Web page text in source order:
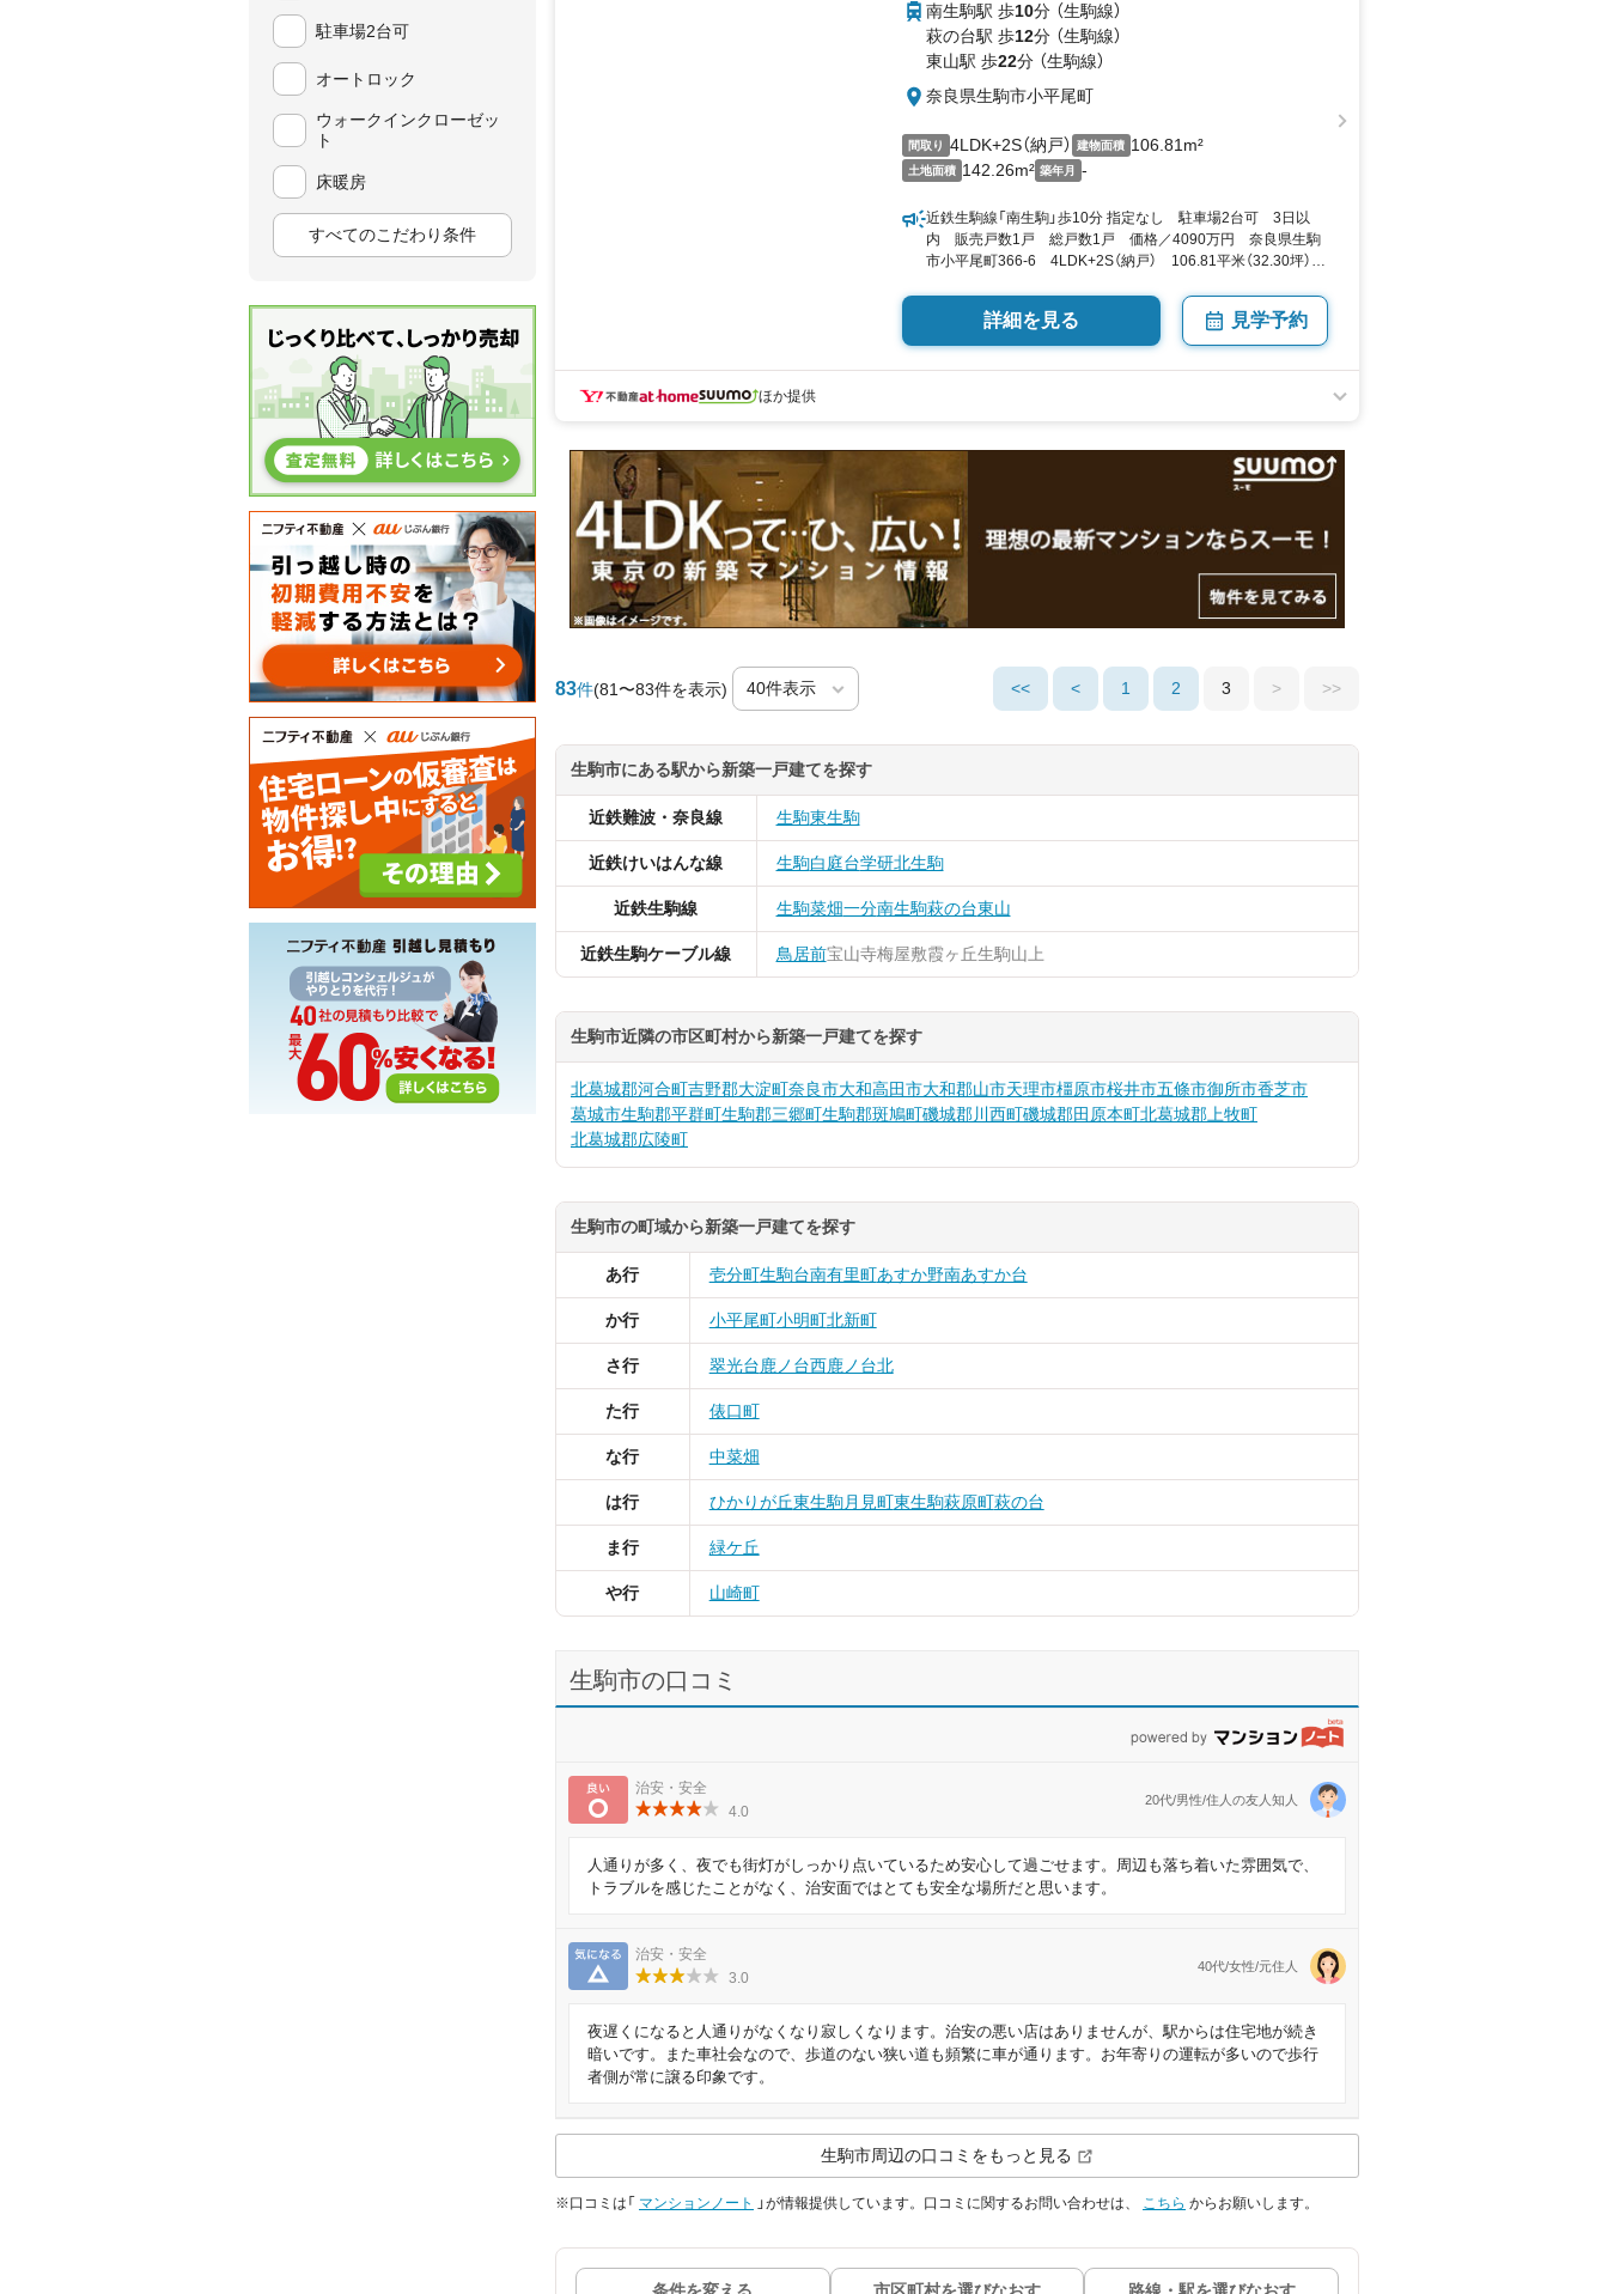
駐車場2台可
オートロック
ウォークインクローゼッ
ト
床暖房
すべてのこだわり条件
南生駒駅 歩10分 （生駒線）
萩の台駅 歩12分 （生駒線）
東山駅 歩22分 （生駒線）
奈良県生駒市小平尾町
間取り 4LDK+2S（納戸） 建物面積 106.81m²
土地面積 142.26m² 築年月 -
近鉄生駒線「南生駒」歩10分 指定なし 駐車場2台可 3日以
内 販売戸数1戸 総戸数1戸 価格／4090万円 奈良県生駒
市小平尾町366-6 4LDK+2S（納戸） 106.81平米（32.30坪）
詳細を見る 見学予約
ほか提供
83件(81〜83件を表示) << < 1 2 3 > >>
生駒市にある駅から新築一戸建てを探す
近鉄難波・奈良線 生駒東生駒
近鉄けいはんな線 生駒白庭台学研北生駒
近鉄生駒線 生駒菜畑一分南生駒萩の台東山
近鉄生駒ケーブル線 鳥居前宝山寺梅屋敷霞ヶ丘生駒山上
生駒市近隣の市区町村から新築一戸建てを探す
北葛城郡河合町吉野郡大淀町奈良市大和高田市大和郡山市天理市橿原市桜井市五條市御所市香芝市
葛城市生駒郡平群町生駒郡三郷町生駒郡斑鳩町磯城郡川西町磯城郡田原本町北葛城郡上牧町
北葛城郡広陵町
生駒市の町域から新築一戸建てを探す
あ行 壱分町生駒台南有里町あすか野南あすか台
か行 小平尾町小明町北新町
さ行 翠光台鹿ノ台西鹿ノ台北
た行 俵口町
な行 中菜畑
は行 ひかりが丘東生駒月見町東生駒萩原町萩の台
ま行 緑ケ丘
や行 山崎町
生駒市の口コミ
良い
治安・安全
4.0
20代/男性/住人の友人知人
人通りが多く、夜でも街灯がしっかり点いているため安心して過ごせます。周辺も落ち着いた雰囲気で、
トラブルを感じたことがなく、治安面ではとても安全な場所だと思います。
気になる
治安・安全
3.0
40代/女性/元住人
夜遅くになると人通りがなくなり寂しくなります。治安の悪い店はありませんが、駅からは住宅地が続き
暗いです。また車社会なので、歩道のない狭い道も頻繁に車が通ります。お年寄りの運転が多いので歩行
者側が常に譲る印象です。
生駒市周辺の口コミをもっと見る
※口コミは「 マンションノート 」が情報提供しています。口コミに関するお問い合わせは、 こちら からお願いします。